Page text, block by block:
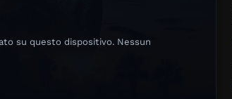
su questo dispositivo. Nessun